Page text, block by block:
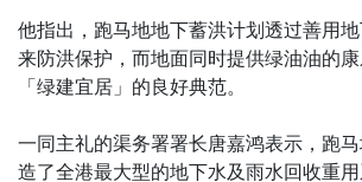
他指出，跑马地地下蓄洪计划透过善用
来防洪保护，而地面同时提供绿油油的
「绿建宜居」的良好典范。
一同主礼的渠务署署长唐嘉鸿表示，跑
造了全港最大型的地下水及雨水回收重